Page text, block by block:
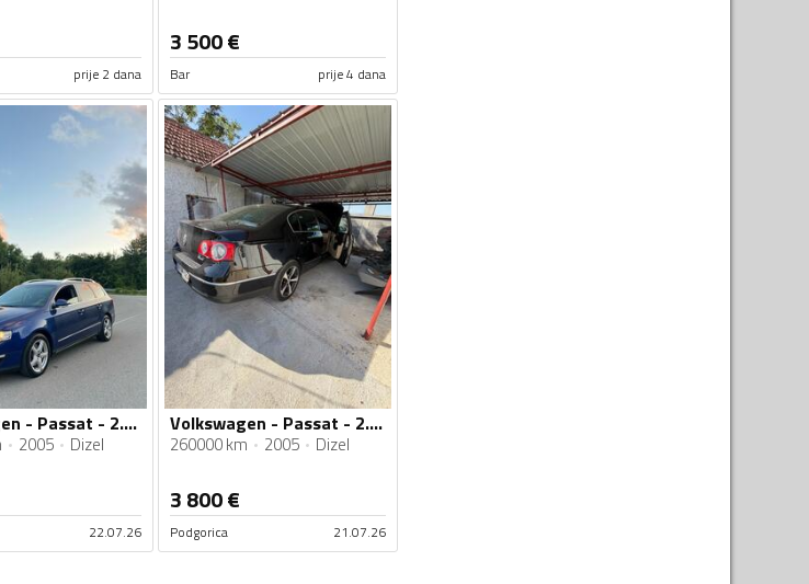
prije 2 dana
3 500€
Bar prije 4 dana
Volkswagen - Passat - 2.0 8v
2005 Dizel
22.07.26
Volkswagen - Passat - 2.0tdi
260000 km 2005 Dizel
3 800€
Podgorica 21.07.26